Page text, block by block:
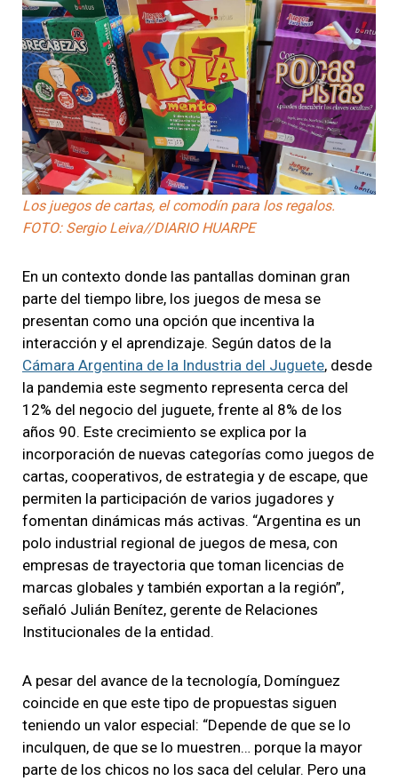
Los juegos de cartas, el comodín para los regalos.
FOTO: Sergio Leiva//DIARIO HUARPE
En un contexto donde las pantallas dominan gran
parte del tiempo libre, los juegos de mesa se
presentan como una opción que incentiva la
interacción y el aprendizaje. Según datos de la
Cámara Argentina de la Industria del Juguete, desde
la pandemia este segmento representa cerca del
12% del negocio del juguete, frente al 8% de los
años 90. Este crecimiento se explica por la
incorporación de nuevas categorías como juegos de
cartas, cooperativos, de estrategia y de escape, que
permiten la participación de varios jugadores y
fomentan dinámicas más activas. “Argentina es un
polo industrial regional de juegos de mesa, con
empresas de trayectoria que toman licencias de
marcas globales y también exportan a la región”,
señaló Julián Benítez, gerente de Relaciones
Institucionales de la entidad.
A pesar del avance de la tecnología, Domínguez
coincide en que este tipo de propuestas siguen
teniendo un valor especial: “Depende de que se lo
inculquen, de que se lo muestren… porque la mayor
parte de los chicos no los saca del celular. Pero una